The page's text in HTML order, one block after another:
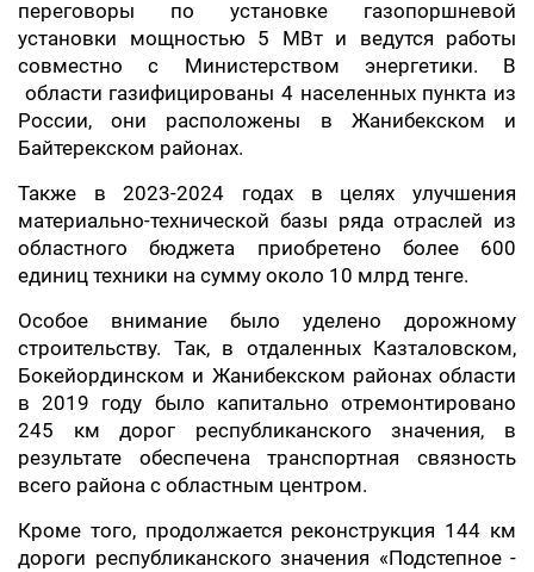
переговоры по установке газопоршневой
установки мощностью 5 МВт и ведутся работы
совместно с Министерством энергетики. В
области газифицированы 4 населенных пункта из
России, они расположены в Жанибекском и
Байтерекском районах.
Также в 2023-2024 годах в целях улучшения
материально-технической базы ряда отраслей из
областного бюджета приобретено более 600
единиц техники на сумму около 10 млрд тенге.
Особое внимание было уделено дорожному
строительству. Так, в отдаленных Казталовском,
Бокейординском и Жанибекском районах области
в 2019 году было капитально отремонтировано
245 км дорог республиканского значения, в
результате обеспечена транспортная связность
всего района с областным центром.
Кроме того, продолжается реконструкция 144 км
дороги республиканского значения «Подстепное -